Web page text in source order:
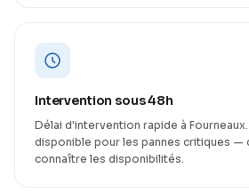
Intervention sous 48h
Délai d'intervention rapide à
disponible pour les pannes critiques —
connaître les disponibilités.